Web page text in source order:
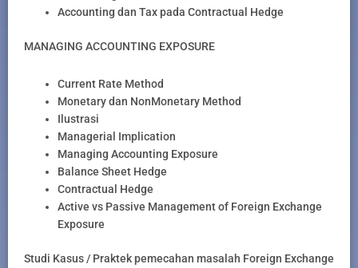
Accounting dan Tax pada Contractual Hedge
MANAGING ACCOUNTING EXPOSURE
Current Rate Method
Monetary dan NonMonetary Method
Ilustrasi
Managerial Implication
Managing Accounting Exposure
Balance Sheet Hedge
Contractual Hedge
Active vs Passive Management of Foreign Exchange
Exposure
Studi Kasus / Praktek pemecahan masalah Foreign Exchange